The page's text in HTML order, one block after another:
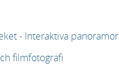
- Interaktiva panoramor
filmfotografi